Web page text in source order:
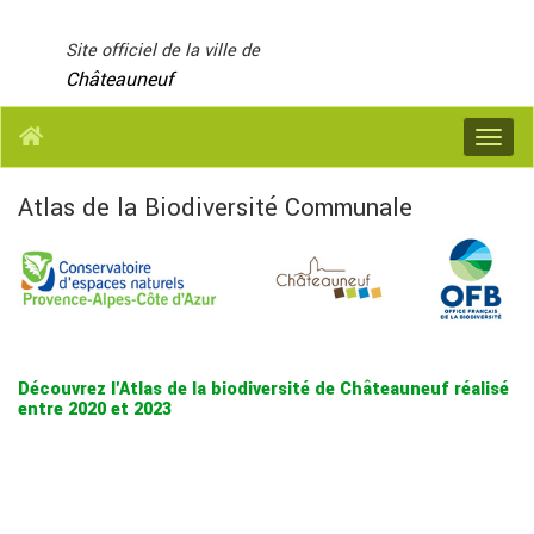
Site officiel de la ville de
Châteauneuf
Menu
Atlas de la Biodiversité Communale
Découvrez l'Atlas de la biodiversité de Châteauneuf réalisé
entre 2020 et 2023